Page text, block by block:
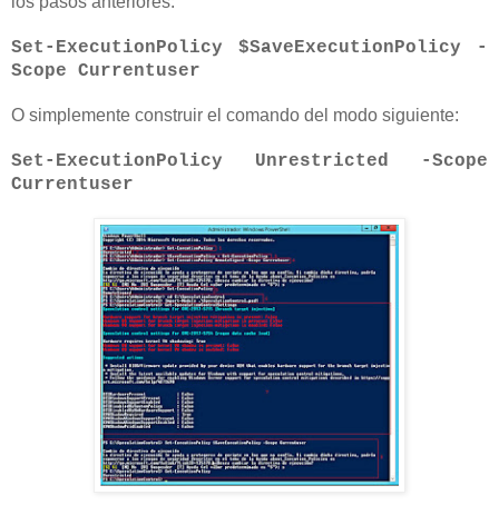
Set-ExecutionPolicy $SaveExecutionPolicy -
Scope Currentuser
O simplemente construir el comando del modo siguiente:
Set-ExecutionPolicy Unrestricted -Scope
Currentuser